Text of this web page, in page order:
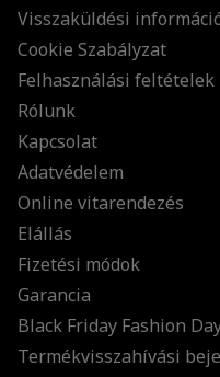
Visszaküldési
Cookie Szabályzat
Felhasználási feltételek
Rólunk
Kapcsolat
Adatvédelem
Online vitarendezés
Elállás
Fizetési módok
Garancia
Black Friday Fashion
Termékvisszahívási